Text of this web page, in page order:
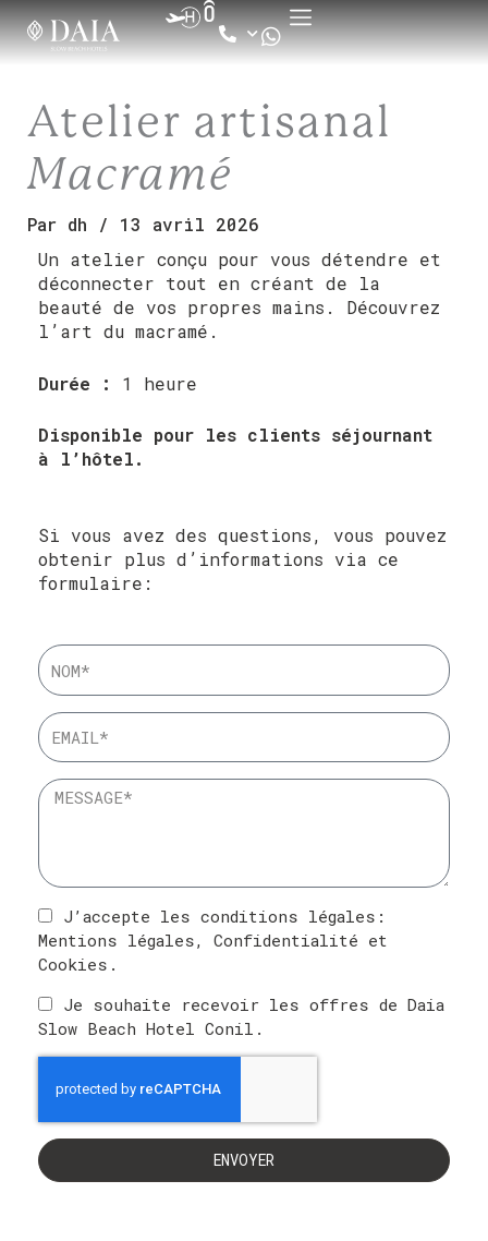
Aller
au
contenu
Atelier artisanal
Macramé
Par dh / 13 avril 2026
Un atelier conçu pour vous détendre et
déconnecter tout en créant de la
beauté de vos propres mains. Découvrez
l’art du macramé.
Durée : 1 heure
Disponible pour les clients séjournant
à l’hôtel.
Si vous avez des questions, vous pouvez
obtenir plus d’informations via ce
formulaire:
J’accepte les conditions légales:
Mentions légales, Confidentialité et
Cookies .
Je souhaite recevoir les offres de Daia
Slow Beach Hotel Conil.
ENVOYER